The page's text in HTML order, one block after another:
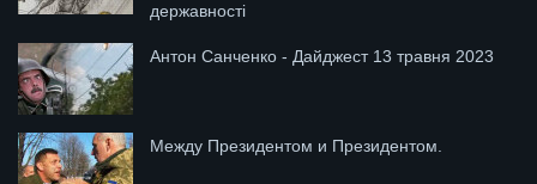
державності
Антон Санченко - Дайджест 13 травня 2023
Между Президентом и Президентом.